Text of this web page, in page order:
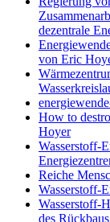
dezentrale
von Eric
How to
Hoyer
Wasserstoff-
Reiche
Wasserstoff-
Wasserstoff-
des